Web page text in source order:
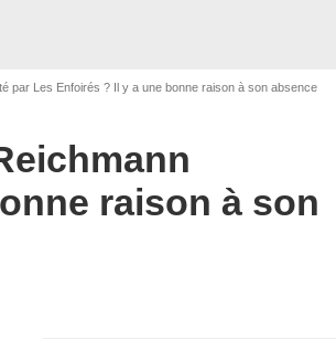
par Les Enfoirés ? Il y a une bonne raison à son absence
raison à son